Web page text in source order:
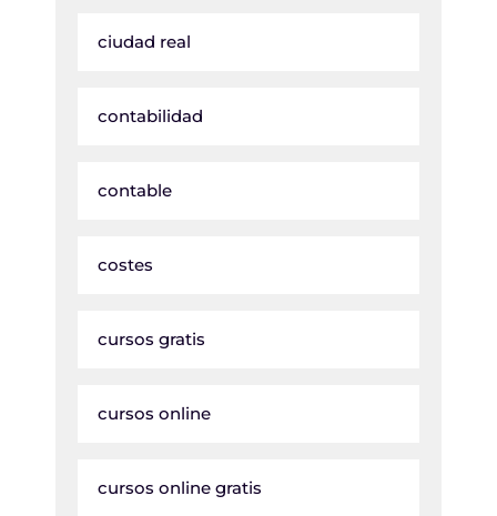
ciudad real
contabilidad
contable
costes
cursos gratis
cursos online
cursos online gratis